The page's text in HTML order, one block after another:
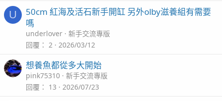
U
50cm 紅海及活石新手開缸 另外olby滋養組有需要
嗎
underlover
新手交流專版
回覆
2 2026/03/12
想養魚都從多大開始
pink75310
新手交流專版
回覆
13 2026/07/23